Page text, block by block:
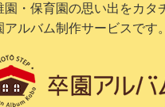
園・保育園の思い出をカタ
ルバム制作サービスです。